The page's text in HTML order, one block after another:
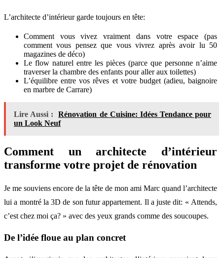
L’architecte d’intérieur garde toujours en tête:
Comment vous vivez vraiment dans votre espace (pas
comment vous pensez que vous vivrez après avoir lu 50
magazines de déco)
Le flow naturel entre les pièces (parce que personne n’aime
traverser la chambre des enfants pour aller aux toilettes)
L’équilibre entre vos rêves et votre budget (adieu, baignoire
en marbre de Carrare)
Lire Aussi :
Rénovation de Cuisine: Idées Tendance pour
un Look Neuf
Comment un architecte d’intérieur
transforme votre projet de rénovation
Je me souviens encore de la tête de mon ami Marc quand l’architecte
lui a montré la 3D de son futur appartement. Il a juste dit: « Attends,
c’est chez moi ça? » avec des yeux grands comme des soucoupes.
De l’idée floue au plan concret